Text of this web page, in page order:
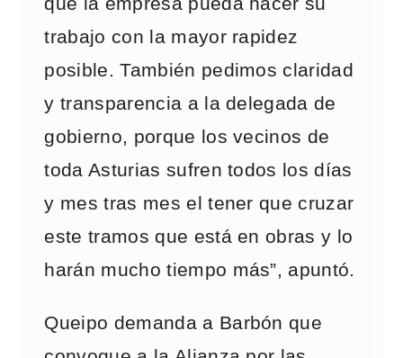
trabajo con la mayor rapidez
posible. También pedimos claridad
y transparencia a la delegada de
gobierno, porque los vecinos de
toda Asturias sufren todos los días
y mes tras mes el tener que cruzar
este tramos que está en obras y lo
harán mucho tiempo más”, apuntó.
Queipo demanda a Barbón que